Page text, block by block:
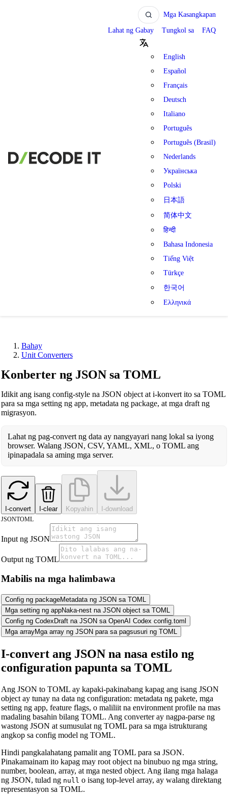
Mga Kasangkapan
Lahat ng Gabay Tungkol sa FAQ
English
Español
Français
Deutsch
Italiano
Português
Português (Brasil)
Nederlands
Українська
Polski
日本語
简体中文
हिन्दी
Bahasa Indonesia
Tiếng Việt
Türkçe
한국어
Ελληνικά
Bahay
Unit Converters
Konberter ng JSON sa TOML
Idikit ang isang config-style na JSON object at i-konvert ito sa TOML
para sa mga setting ng app, metadata ng package, at mga draft ng
migrasyon.
Lahat ng pag-convert ng data ay nangyayari nang lokal sa iyong
browser. Walang JSON, CSV, YAML, XML, o TOML ang
ipinapadala sa aming mga server.
I-convert I-clear Kopyahin I-download
JSONTOML
Input ng JSON
Output ng TOML
Mabilis na mga halimbawa
Config ng packageMetadata ng JSON sa TOML
Mga setting ng appNaka-nest na JSON object sa TOML
Config ng Codex Draft na JSON sa OpenAI Codex config.toml
Mga arrayMga array ng JSON para sa pagsusuri ng TOML
I-convert ang JSON na nasa estilo ng
configuration papunta sa TOML
Ang JSON to TOML ay kapaki-pakinabang kapag ang isang JSON
object ay tunay na data ng configuration: metadata ng pakete, mga
setting ng app, feature flags, o maliliit na environment profile na mas
madaling basahin bilang TOML. Ang converter ay nagpa-parse ng
wastong JSON at sumusulat ng TOML para sa mga istrukturang
angkop sa config model ng TOML.
Hindi pangkalahatang pamalit ang TOML para sa JSON.
Pinakamainam ito kapag may root object na binubuo ng mga string,
number, boolean, array, at mga nested object. Ang ilang mga halaga
ng JSON, tulad ng null o isang top-level array, ay walang direktang
representasyon sa TOML.